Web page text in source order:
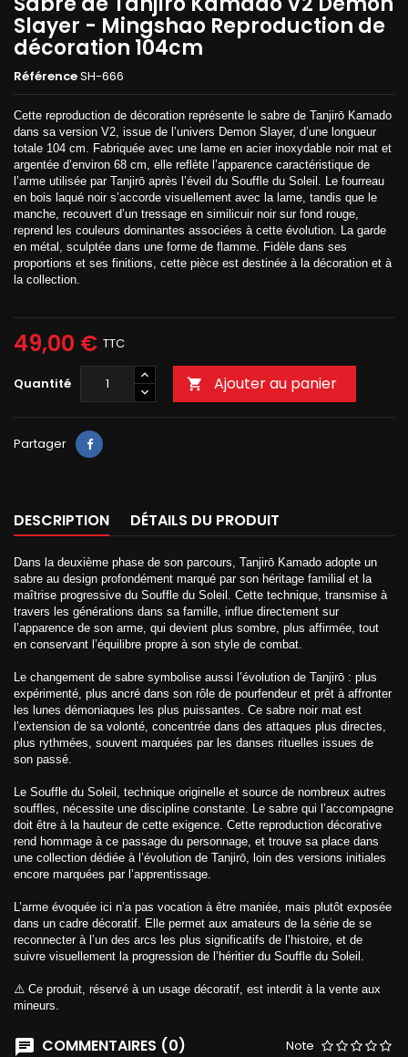
Slayer - Mingshao Reproduction de
décoration 104cm
RéférenceSH-666
Cette reproduction de décoration représente le sabre de Tanjirō Kamado
dans sa version V2, issue de l’univers Demon Slayer, d’une longueur
totale 104 cm. Fabriquée avec une lame en acier inoxydable noir mat et
argentée d’environ 68 cm, elle reflète l’apparence caractéristique de
l’arme utilisée par Tanjirō après l’éveil du Souffle du Soleil. Le fourreau
en bois laqué noir s’accorde visuellement avec la lame, tandis que le
manche, recouvert d’un tressage en similicuir noir sur fond rouge,
reprend les couleurs dominantes associées à cette évolution. La garde
en métal, sculptée dans une forme de flamme. Fidèle dans ses
proportions et ses finitions, cette pièce est destinée à la décoration et à
la collection.
49,00 € TTC
Quantité  Ajouter au panier
Partager
DESCRIPTION DÉTAILS DU PRODUIT
Dans la deuxième phase de son parcours, Tanjirō Kamado adopte un
sabre au design profondément marqué par son héritage familial et la
maîtrise progressive du Souffle du Soleil. Cette technique, transmise à
travers les générations dans sa famille, influe directement sur
l’apparence de son arme, qui devient plus sombre, plus affirmée, tout
en conservant l’équilibre propre à son style de combat.
Le changement de sabre symbolise aussi l’évolution de Tanjirō : plus
expérimenté, plus ancré dans son rôle de pourfendeur et prêt à affronter
les lunes démoniaques les plus puissantes. Ce sabre noir mat est
l’extension de sa volonté, concentrée dans des attaques plus directes,
plus rythmées, souvent marquées par les danses rituelles issues de
son passé.
Le Souffle du Soleil, technique originelle et source de nombreux autres
souffles, nécessite une discipline constante. Le sabre qui l’accompagne
doit être à la hauteur de cette exigence. Cette reproduction décorative
rend hommage à ce passage du personnage, et trouve sa place dans
une collection dédiée à l’évolution de Tanjirō, loin des versions initiales
encore marquées par l’apprentissage.
L’arme évoquée ici n’a pas vocation à être maniée, mais plutôt exposée
dans un cadre décoratif. Elle permet aux amateurs de la série de se
reconnecter à l’un des arcs les plus significatifs de l’histoire, et de
suivre visuellement la progression de l’héritier du Souffle du Soleil.
⚠️ Ce produit, réservé à un usage décoratif, est interdit à la vente aux
mineurs.
COMMENTAIRES (0) Note